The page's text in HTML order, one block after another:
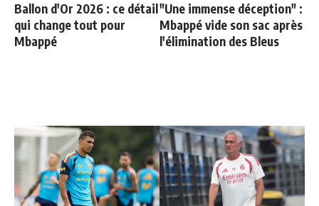
Ballon d'Or 2026 : ce détail
qui change tout pour
Mbappé
"Une immense déception" :
Mbappé vide son sac après
l'élimination des Bleus